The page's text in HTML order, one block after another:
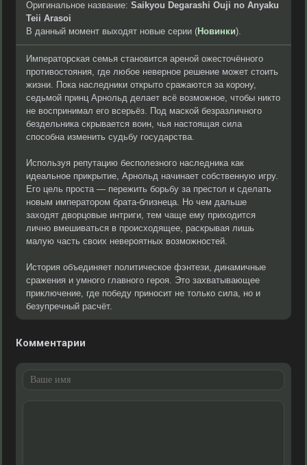
Оригинальное название: Saikyou Degarashi Ouji no Anyaku
Teii Arasoi
В данный момент выходят новые серии (Новинки).
Императорская семья становится ареной ожесточённого
противостояния, где любое неверное решение может стоить
жизни. Пока наследники открыто сражаются за корону,
седьмой принц Арнольд делает всё возможное, чтобы никто
не воспринимал его всерьёз. Под маской безразличного
бездельника скрывается воин, чья настоящая сила
способна изменить судьбу государства.
Используя репутацию бесполезного наследника как
идеальное прикрытие, Арнольд начинает собственную игру.
Его цель проста — пережить борьбу за престол и сделать
новым императором брата-близнеца. Но чем дальше
заходят дворцовые интриги, тем чаще ему приходится
лично вмешиваться в происходящее, раскрывая лишь
малую часть своих невероятных возможностей.
История объединяет политическое фэнтези, динамичные
сражения и умного главного героя. Это захватывающее
приключение, где победу приносит не только сила, но и
безупречный расчёт.
Комментарии